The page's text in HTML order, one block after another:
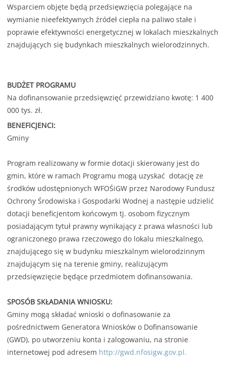
Wsparciem objęte będą przedsięwzięcia polegające na
wymianie nieefektywnych źródeł ciepła na paliwo stałe i
poprawie efektywności energetycznej w lokalach mieszkalnych
znajdujących się budynkach mieszkalnych wielorodzinnych.
BUDŻET PROGRAMU
Na dofinansowanie przedsięwzięć przewidziano kwotę: 1 400
000 tys. zł.
BENEFICJENCI:
Gminy
Program realizowany w formie dotacji skierowany jest do
gmin, które w ramach Programu mogą uzyskać dotację ze
środków udostępnionych WFOŚiGW przez Narodowy Fundusz
Ochrony Środowiska i Gospodarki Wodnej a następie udzielić
dotacji beneficjentom końcowym tj. osobom fizycznym
posiadającym tytuł prawny wynikający z prawa własności lub
ograniczonego prawa rzeczowego do lokalu mieszkalnego,
znajdującego się w budynku mieszkalnym wielorodzinnym
znajdującym się na terenie gminy, realizującym
przedsięwzięcie będące przedmiotem dofinansowania.
SPOSÓB SKŁADANIA WNIOSKU:
Gminy mogą składać wnioski o dofinasowanie za
pośrednictwem Generatora Wniosków o Dofinansowanie
(GWD), po utworzeniu konta i zalogowaniu, na stronie
internetowej pod adresem http://gwd.nfosigw.gov.pl.